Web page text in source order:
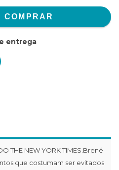
entrega
THE NEW YORK TIMES.Brené
que costumam ser evitados